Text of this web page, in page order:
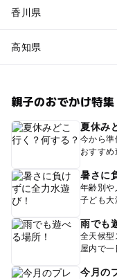
香川県
高知県
親子のおでかけ特
夏休み
今から準
おすすめ
暑さに
年齢別や
子ども大
雨でも
全天候型
屋内で
今月の